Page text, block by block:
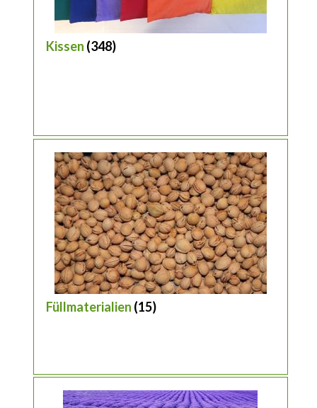
Kissen (348)
Füllmaterialien (15)